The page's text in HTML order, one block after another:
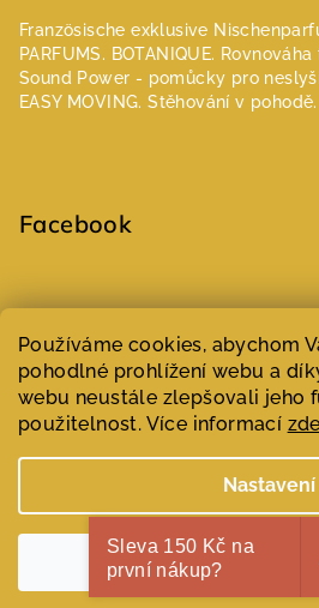
Používáme cookies, abychom
pohodlné prohlížení webu a
webu neustále zlepšovali jeho
použitelnost. Více informací zde
Nastavení
Souhlasím
Französische exklusive
PARFUMS. BOTANIQUE.
Sound Power - pomůcky pro
EASY MOVING. Stěhování v pohodě.
Facebook
Copyright 2026Parfumeur | Niche
vyhrazena.Upravit
Sleva 150 Kč na
první nákup?